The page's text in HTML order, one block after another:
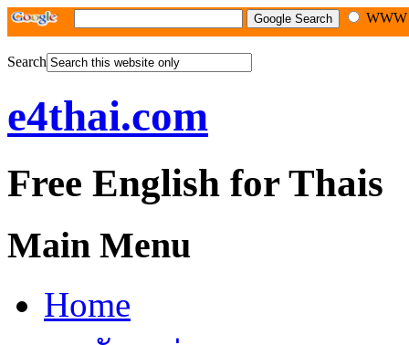
Search
e4thai.com
Free English for Thais
Main Menu
Home